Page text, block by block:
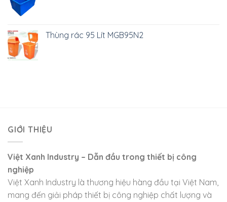
Thùng rác 95 Lít MGB95N2
GIỚI THIỆU
Việt Xanh Industry – Dẫn đầu trong thiết bị công
nghiệp
Việt Xanh Industry là thương hiệu hàng đầu tại Việt Nam,
mang đến giải pháp thiết bị công nghiệp chất lượng và